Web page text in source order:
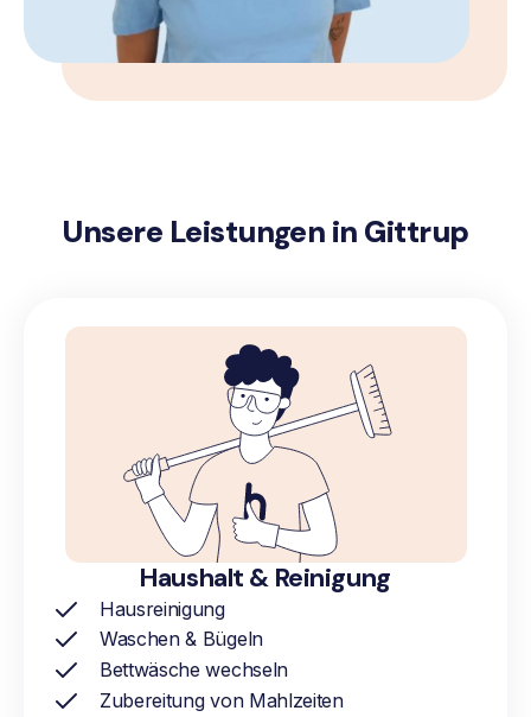
Unsere Leistungen in Gittrup
Haushalt & Reinigung
Hausreinigung
Waschen & Bügeln
Bettwäsche wechseln
Zubereitung von Mahlzeiten